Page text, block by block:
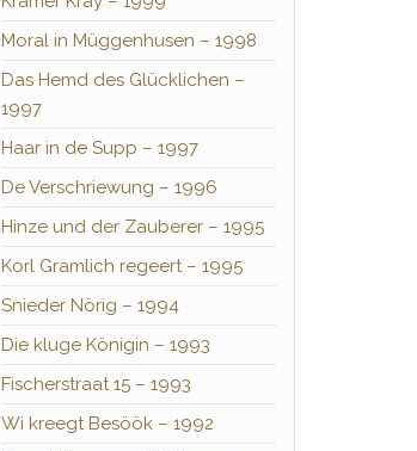
Moral in Müggenhusen – 1998
Das Hemd des Glücklichen –
1997
Haar in de Supp – 1997
De Verschriewung – 1996
Hinze und der Zauberer – 1995
Korl Gramlich regeert – 1995
Snieder Nörig – 1994
Die kluge Königin – 1993
Fischerstraat 15 – 1993
Wi kreegt Besöök – 1992